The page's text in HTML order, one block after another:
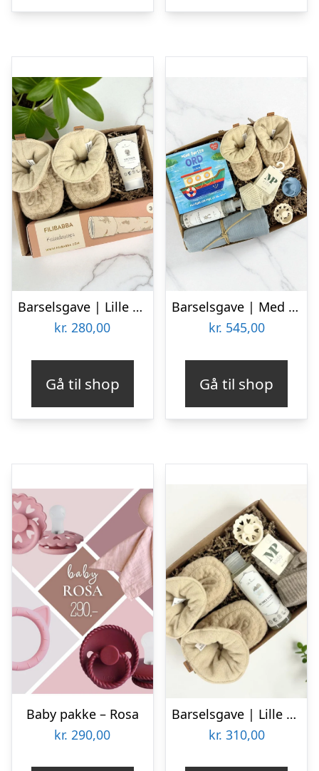
Barselsgave | Lille fin gave til baby
kr. 280,00
Gå til shop
Barselsgave | Med sager til baby
kr. 545,00
Gå til shop
Baby pakke – Rosa
kr. 290,00
Barselsgave | Lille sandfarvet gave til baby
kr. 310,00